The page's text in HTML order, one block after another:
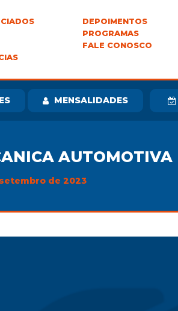
DEPOIMENTOS
PROGRAMAS
FALE CONOSCO
MENSALIDADES
AUTOMOTIVA
de 2023